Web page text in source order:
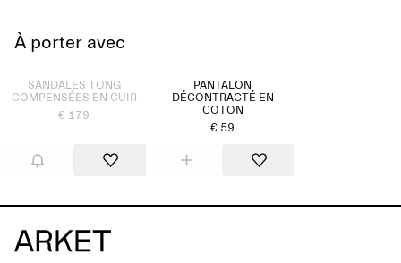
À porter avec
Épuisé
SANDALES TONG
COMPENSÉES EN CUIR
€ 179
PANTALON
DÉCONTRACTÉ EN
COTON
€ 59